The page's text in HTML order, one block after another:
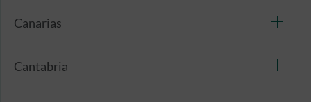
Canarias
Cantabria